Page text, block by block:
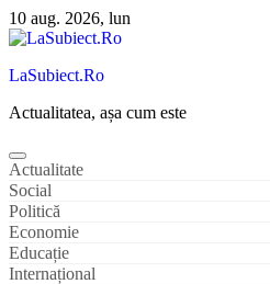
Sari
la
10 aug. 2026, lun
LaSubiect.Ro
Actualitatea, așa cum este
Actualitate
Social
Politică
Economie
Educație
Internațional